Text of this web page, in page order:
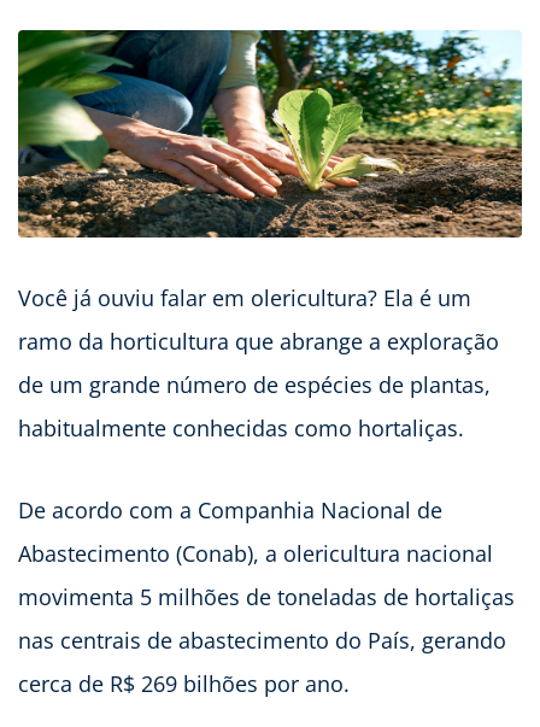
Você já ouviu falar em olericultura? Ela é um
ramo da horticultura que abrange a exploração
de um grande número de espécies de plantas,
habitualmente conhecidas como hortaliças.
De acordo com a Companhia Nacional de
Abastecimento (Conab), a olericultura nacional
movimenta 5 milhões de toneladas de hortaliças
nas centrais de abastecimento do País, gerando
cerca de R$ 269 bilhões por ano.